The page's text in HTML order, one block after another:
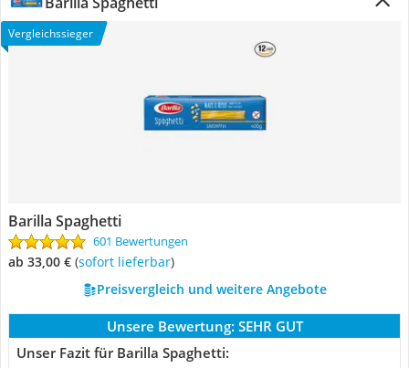
Vergleichssieger
Barilla Spaghetti
601 Bewertungen
ab 33,00 € ( Sofort lieferbar)
Preisvergleich und weitere Angebote
Unsere Bewertung: SEHR GUT
Unser Fazit für Barilla Spaghetti: